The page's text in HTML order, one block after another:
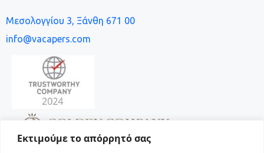
Εκτιμούμε το απόρρητό σας
Μεσολογγίου 3, Ξάνθη 671 00
info@vacapers.com